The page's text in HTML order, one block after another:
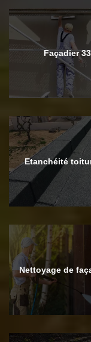
Façadier 33
Etanchéité
Nettoyage de